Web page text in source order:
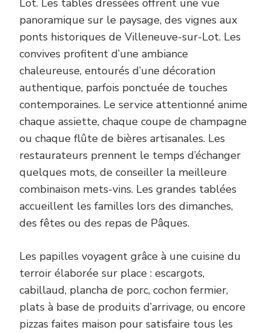
Lot. Les tables dressées offrent une vue
panoramique sur le paysage, des vignes aux
ponts historiques de Villeneuve-sur-Lot. Les
convives profitent d’une ambiance
chaleureuse, entourés d’une décoration
authentique, parfois ponctuée de touches
contemporaines. Le service attentionné anime
chaque assiette, chaque coupe de champagne
ou chaque flûte de bières artisanales. Les
restaurateurs prennent le temps d’échanger
quelques mots, de conseiller la meilleure
combinaison mets-vins. Les grandes tablées
accueillent les familles lors des dimanches,
des fêtes ou des repas de Pâques.
Les papilles voyagent grâce à une cuisine du
terroir élaborée sur place : escargots,
cabillaud, plancha de porc, cochon fermier,
plats à base de produits d’arrivage, ou encore
pizzas faites maison pour satisfaire tous les